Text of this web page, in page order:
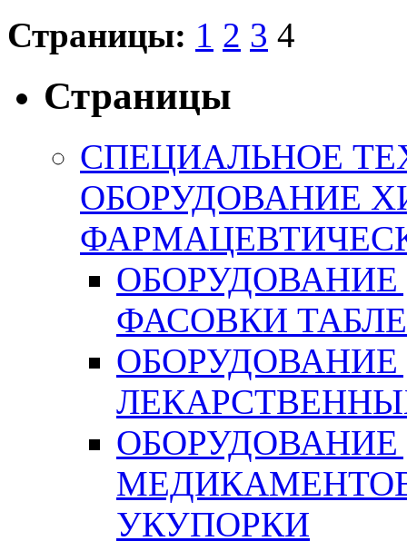
Страницы: 1 2 3 4
Страницы
СПЕЦИАЛЬНОЕ
ОБОРУДОВАНИЕ
ФАСОВКИ
УКУПОРКИ